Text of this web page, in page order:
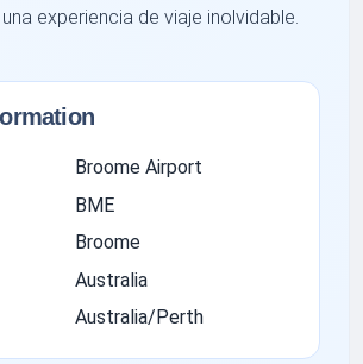
experiencia de viaje inolvidable.
Broome Airport
BME
Broome
Australia
Australia/Perth